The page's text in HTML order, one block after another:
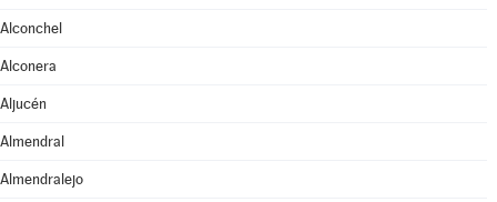
Alconchel
Alconera
Aljucén
Almendral
Almendralejo